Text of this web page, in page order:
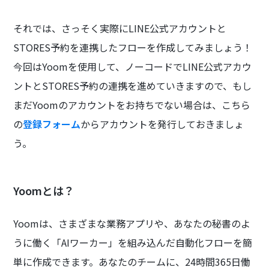
それでは、さっそく実際にLINE公式アカウントと
STORES予約を連携したフローを作成してみましょう！
今回はYoomを使用して、ノーコードでLINE公式アカウ
ントとSTORES予約の連携を進めていきますので、もし
まだYoomのアカウントをお持ちでない場合は、こちら
の登録フォームからアカウントを発行しておきましょ
う。
Yoomとは？
Yoomは、さまざまな業務アプリや、あなたの秘書のよ
うに働く「AIワーカー」を組み込んだ自動化フローを簡
単に作成できます。あなたのチームに、24時間365日働